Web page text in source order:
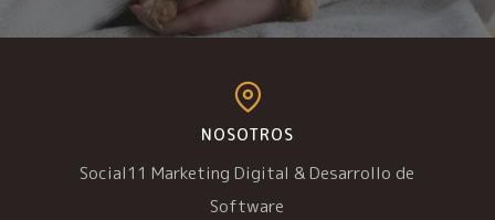
NOSOTROS
Social11 Marketing Digital & Desarrollo de
Software